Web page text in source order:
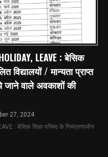
LEAVE : बेसिक
विद्यालयों / मान्यता प्राप्त
जाने वाले अवकाशों की
27, 2024
: बेसिक शिक्षा परिषद के नियंत्रणाधीन